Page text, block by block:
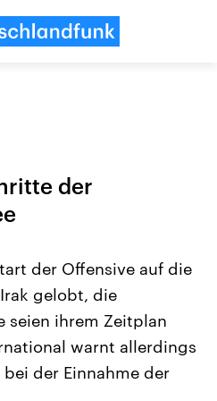
aus
USA
Aktuelle Beiträge,
Hintergründe
Wirtschaftlich und
gehören die Vereinigten
den mächtigsten Ländern
der
der Offensive auf die
gelobt, die
seien ihrem Zeitplan
warnt allerdings
der Einnahme der